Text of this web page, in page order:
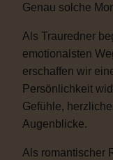
Genau solche
Als Trauredner
emotionalsten
erschaffen wir
Persönlichkeit
Gefühle,
Augenblicke.
Als romantischer